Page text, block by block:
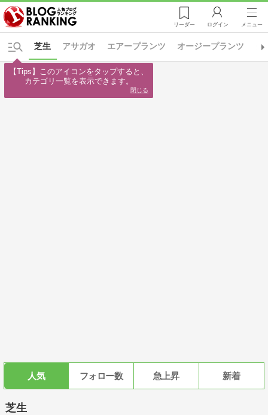
リーダー ログイン メニュー
アサガオ エアープランツ オージープランツ
芝生
人気 フォロー数 急上昇 新着
芝生
【Tips】このアイコンをタップすると、
カテゴリ一覧を表示できます。
閉じる